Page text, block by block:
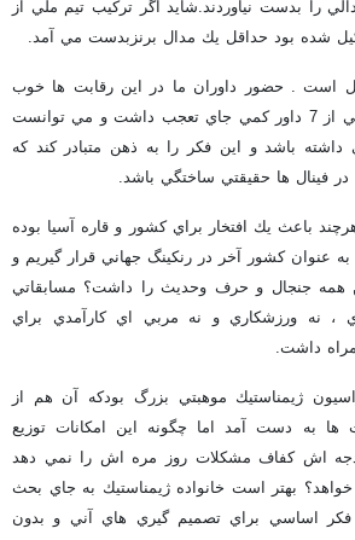
را بدست نياوردند.شايد اگر تركيب تيم ملي از
شده بود حداقل يك مدال برنزبدست مي آمد.
است . حضور داوران ما در اين رقابت ها خوب
بود اما حضور 4 داور ايراني از 7 داور كمي جاي تعجب داشت و مي توانست
داشته باشد و اين فكر را به ذهن متبادر كند كه
فينال ها حقيقتي ساختگي باشد.
هرچند باعث يك افتخار براي كشور و قاره آسيا بوده
عنوان كشور آخر در رنكينگ جهاني قرار گيريم و
همه جنجال و حرف وحديث را داشت؟ مسابقاتي
، نه ورزشكاري و نه مربي اي كارآمدي براي
داشت.
ژيمناستيك موهبتي بزرگ بودكه آن هم از
ها به دست آمد اما چگونه اين امكانات توزيع
اش كفاف مشكلات روز مره اش را نمي دهد
بهتر است خانواده ژيمناستيك به جاي بحث
اساسي براي تصميم گيري هاي آني و بدون